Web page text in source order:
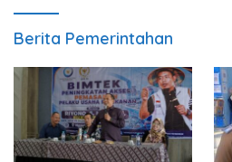
Berita Pemerintahan